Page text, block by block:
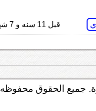
قبل 11 سنه و 7 شهر
جميع الحقوق محفوظه